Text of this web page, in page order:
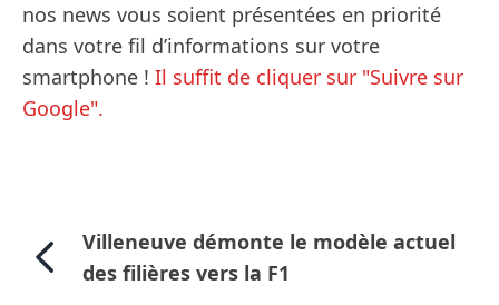
nos news vous soient présentées en priorité
dans votre fil d’informations sur votre
smartphone ! Il suffit de cliquer sur "Suivre sur
Google".
Villeneuve démonte le modèle actuel
des filières vers la F1